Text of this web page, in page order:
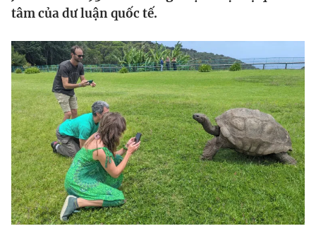
Thế giới
Tin tức
Thế giới đó đây
Câu chuyện quốc tế
Kinh tế
Tài chính
Thị trường
Góc doanh nghiệp
Dữ liệu và đời sống
Truyền hình
Phim VTV
Hậu trường
Nhân vật
Giải trí
Điện ảnh
Đời sống
tâm của dư luận quốc tế.